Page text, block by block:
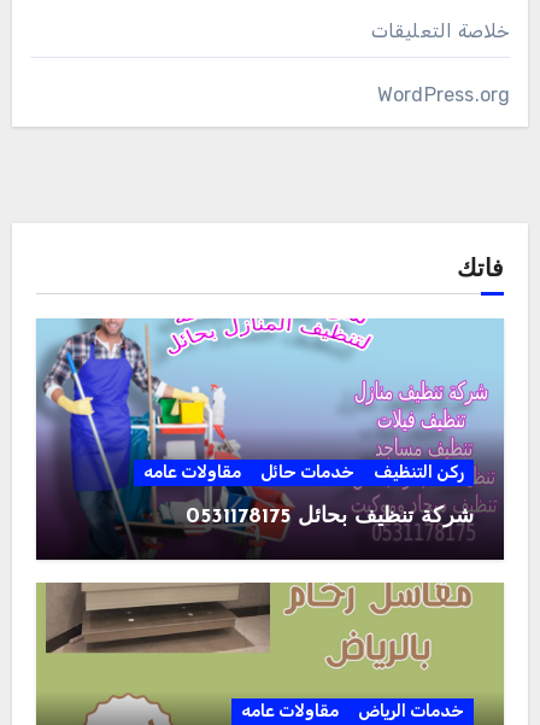
خلاصة التعليقات
WordPress.org
فاتك
ركن التنظيف خدمات حائل مقاولات عامه
شركة تنظيف بحائل 0531178175
خدمات الرياض مقاولات عامه